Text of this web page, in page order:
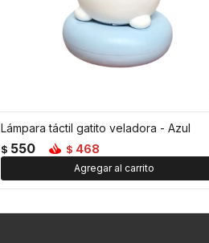
Lámpara táctil gatito veladora - Azul
$ 550 $ 468